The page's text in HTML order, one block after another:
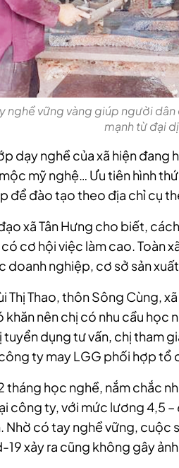
nghề vững vàng giúp người
mạnh từ đại
dạy nghề của xã hiện đang
mỹ nghệ… Ưu tiên hình
để đào tạo theo địa chỉ cụ
xã Tân Hưng cho biết,
cơ hội việc làm cao. Toàn
doanh nghiệp, cơ sở sản
Thị Thao, thôn Sông Cùng,
khăn nên chị có nhu cầu
tuyển dụng tư vấn, chị tham
ty may LGG phối hợp tổ
tháng học nghề, nắm chắc
công ty, với mức lương 4,5
Nhờ có tay nghề vững, cuộc
19 xảy ra cũng không gây